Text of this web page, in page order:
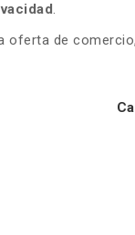
.
oferta de